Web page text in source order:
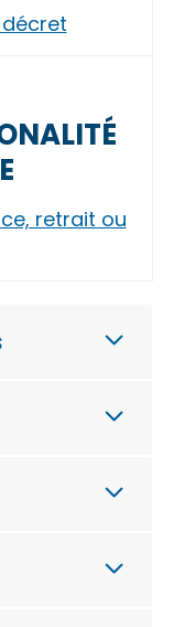
décret
retrait ou